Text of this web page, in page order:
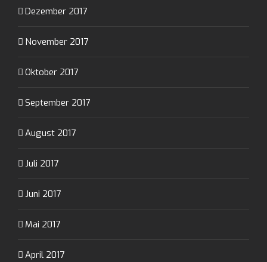
Dezember 2017
November 2017
Oktober 2017
September 2017
August 2017
Juli 2017
Juni 2017
Mai 2017
April 2017